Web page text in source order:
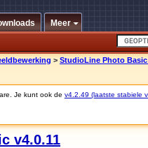
Meer
> StudioLine Photo Basic
Je kunt ook de v4.2.49 (laatste stabiele
v4.0.11